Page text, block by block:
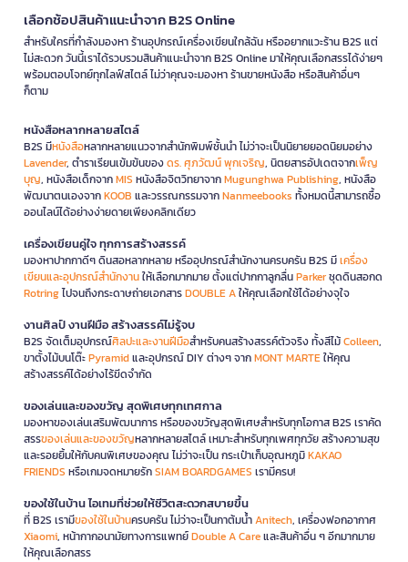
เลือกช้อปสินค้าแนะนำจาก B2S Online
สำหรับใครที่กำลังมองหา ร้านอุปกรณ์เครื่องเขียนใกล้ฉัน หรืออยากแวะร้าน B2S แต่
ไม่สะดวก วันนี้เราได้รวบรวมสินค้าแนะนำจาก B2S Online มาให้คุณเลือกสรรได้ง่ายๆ
พร้อมตอบโจทย์ทุกไลฟ์สไตล์ ไม่ว่าคุณจะมองหา ร้านขายหนังสือ หรือสินค้าอื่นๆ
ก็ตาม
หนังสือหลากหลายสไตล์
B2S มีหนังสือหลากหลายแนวจากสำนักพิมพ์ชั้นนำ ไม่ว่าจะเป็นนิยายยอดนิยมอย่าง
Lavender, ตำราเรียนเข้มข้นของดร. ศุภวัฒน์ พุกเจริญ, นิตยสารอัปเดตจากเพ็ญ
บุญ, หนังสือเด็กจากMIS หนังสือจิตวิทยาจากMugunghwa Publishing, หนังสือ
พัฒนาตนเองจากKOOB และวรรณกรรมจากNanmeebooks ทั้งหมดนี้สามารถซื้อ
ออนไลน์ได้อย่างง่ายดายเพียงคลิกเดียว
เครื่องเขียนคู่ใจ ทุกการสร้างสรรค์
มองหาปากกาดีๆ ดินสอหลากหลาย หรืออุปกรณ์สำนักงานครบครัน B2S มีเครื่อง
เขียนและอุปกรณ์สำนักงานให้เลือกมากมาย ตั้งแต่ปากกาลูกลื่นParkerชุดดินสอกด
Rotringไปจนถึงกระดาษถ่ายเอกสารDOUBLE Aให้คุณเลือกใช้ได้อย่างจุใจ
งานศิลป์ งานฝีมือ สร้างสรรค์ไม่รู้จบ
B2S จัดเต็มอุปกรณ์ศิลปะและงานฝีมือสำหรับคนสร้างสรรค์ตัวจริง ทั้งสีไม้Colleen,
ขาตั้งไม้บนโต๊ะPyramidและอุปกรณ์ DIY ต่างๆ จากMONT MARTEให้คุณ
สร้างสรรค์ได้อย่างไร้ขีดจำกัด
ของเล่นและของขวัญ สุดพิเศษทุกเทศกาล
มองหาของเล่นเสริมพัฒนาการ หรือของขวัญสุดพิเศษสำหรับทุกโอกาส B2S เราคัด
สรรของเล่นและของขวัญหลากหลายสไตล์ เหมาะสำหรับทุกเพศทุกวัย สร้างความสุข
และรอยยิ้มให้กับคนพิเศษของคุณ ไม่ว่าจะเป็น กระเป๋าเก็บอุณหภูมิKAKAO
FRIENDS หรือเกมจดหมายรักSIAM BOARDGAMES เรามีครบ!
ของใช้ในบ้าน ไอเทมที่ช่วยให้ชีวิตสะดวกสบายขึ้น
ที่ B2S เรามีของใช้ในบ้านครบครัน ไม่ว่าจะเป็นกาต้มน้ำAnitech, เครื่องฟอกอากาศ
Xiaomi, หน้ากากอนามัยทางการแพทย์Double A Careและสินค้าอื่น ๆ อีกมากมาย
ให้คุณเลือกสรร